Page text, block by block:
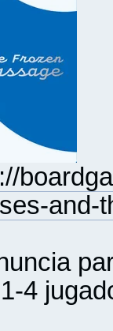
and-
4